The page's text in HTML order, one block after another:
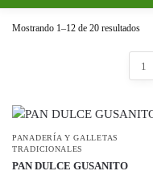
Mostrando 1–12 de 20 resultados
1
PANADERÍA Y GALLETAS
TRADICIONALES
PAN DULCE GUSANITO